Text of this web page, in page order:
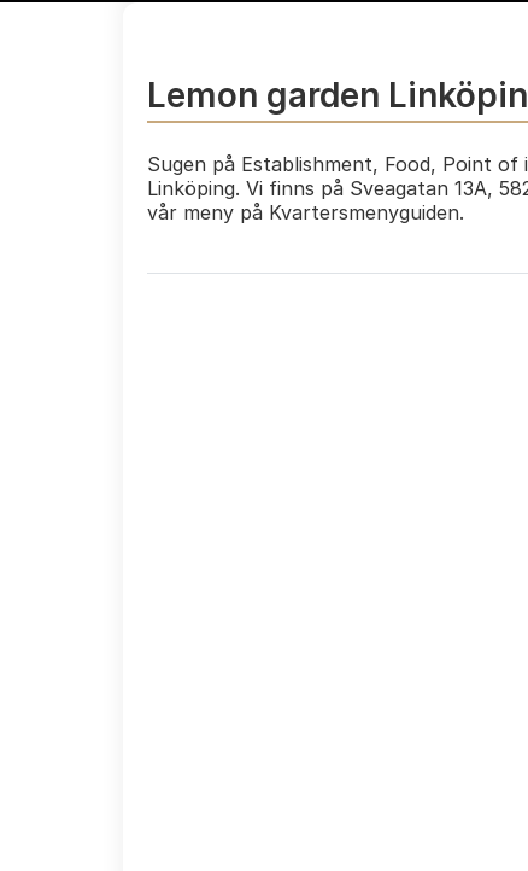
Lemon garden
Sugen på Establishment, Food, Point
Linköping. Vi finns på Sveagatan 13A,
vår meny på Kvartersmenyguiden.